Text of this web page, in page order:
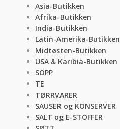
Asia-Butikken
Afrika-Butikken
India-Butikken
Latin-Amerika-Butikken
Midtøsten-Butikken
USA & Karibia-Butikken
SOPP
TE
TØRRVARER
SAUSER og KONSERVER
SALT og E-STOFFER